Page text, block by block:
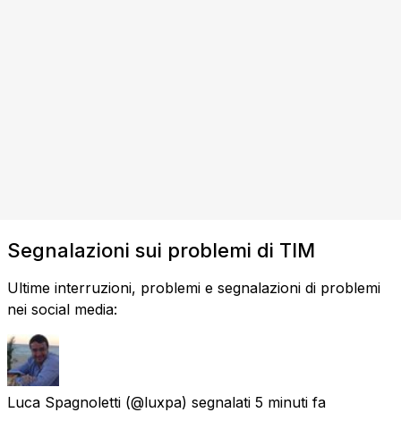
Segnalazioni sui problemi di TIM
Ultime interruzioni, problemi e segnalazioni di problemi
nei social media:
Luca Spagnoletti (@luxpa) segnalati 5 minuti fa